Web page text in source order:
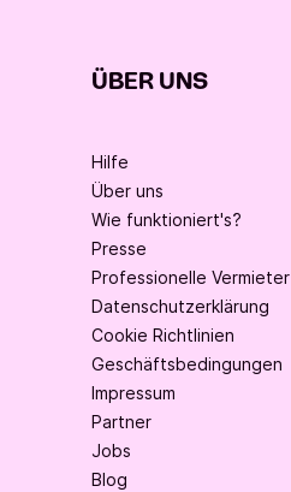
ÜBER UNS
Hilfe
Über uns
Wie funktioniert's?
Presse
Professionelle Vermieter
Datenschutzerklärung
Cookie Richtlinien
Geschäftsbedingungen
Impressum
Partner
Jobs
Blog